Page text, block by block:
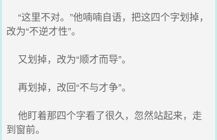
“这里不对。”他喃喃自语，把这四个字划掉，
改为“不逆才性”。
又划掉，改为“顺才而导”。
再划掉，改回“不与才争”。
他盯着那四个字看了很久，忽然站起来，走
到窗前。